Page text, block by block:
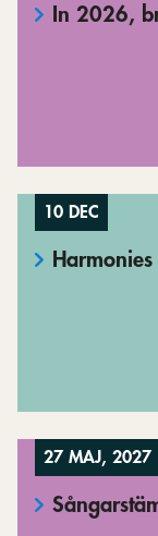
In 2026,
10 DEC
27 MAJ, 2027